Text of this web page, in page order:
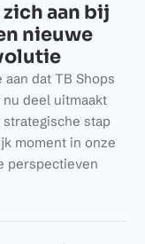
aan bij
nieuwe
dat TB Shops
nu deel uitmaakt
stap
moment in onze
perspectieven